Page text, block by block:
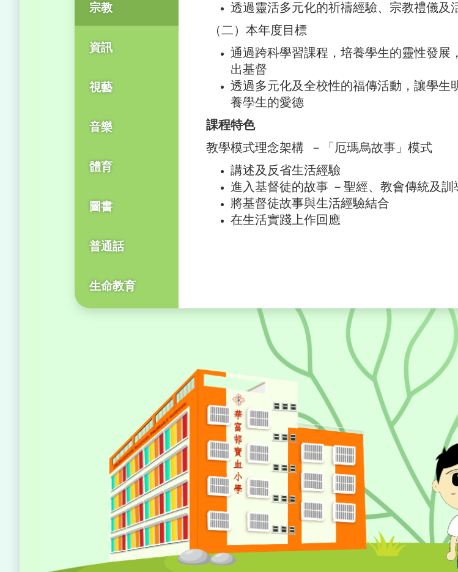
宗教
資訊
視藝
音樂
體育
圖書
普通話
生命教育
透過靈活多元化的祈禱經驗、宗教禮儀及
（二）本年度目標
通過跨科學習課程，培養學生的靈性發
出基督
透過多元化及全校性的福傳活動，讓學
養學生的愛德
課程特色
教學模式理念架構 －「厄瑪烏故事」模式
講述及反省生活經驗
進入基督徒的故事 －聖經、教會傳統及訓
將基督徒故事與生活經驗結合
在生活實踐上作回應